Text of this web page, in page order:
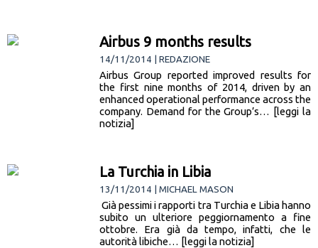
Airbus 9 months results
14/11/2014 | REDAZIONE
Airbus Group reported improved results for
the first nine months of 2014, driven by an
enhanced operational performance across the
company. Demand for the Group’s… [leggi la
notizia]
La Turchia in Libia
13/11/2014 | MICHAEL MASON
Già pessimi i rapporti tra Turchia e Libia hanno
subito un ulteriore peggiornamento a fine
ottobre. Era già da tempo, infatti, che le
autorità libiche… [leggi la notizia]